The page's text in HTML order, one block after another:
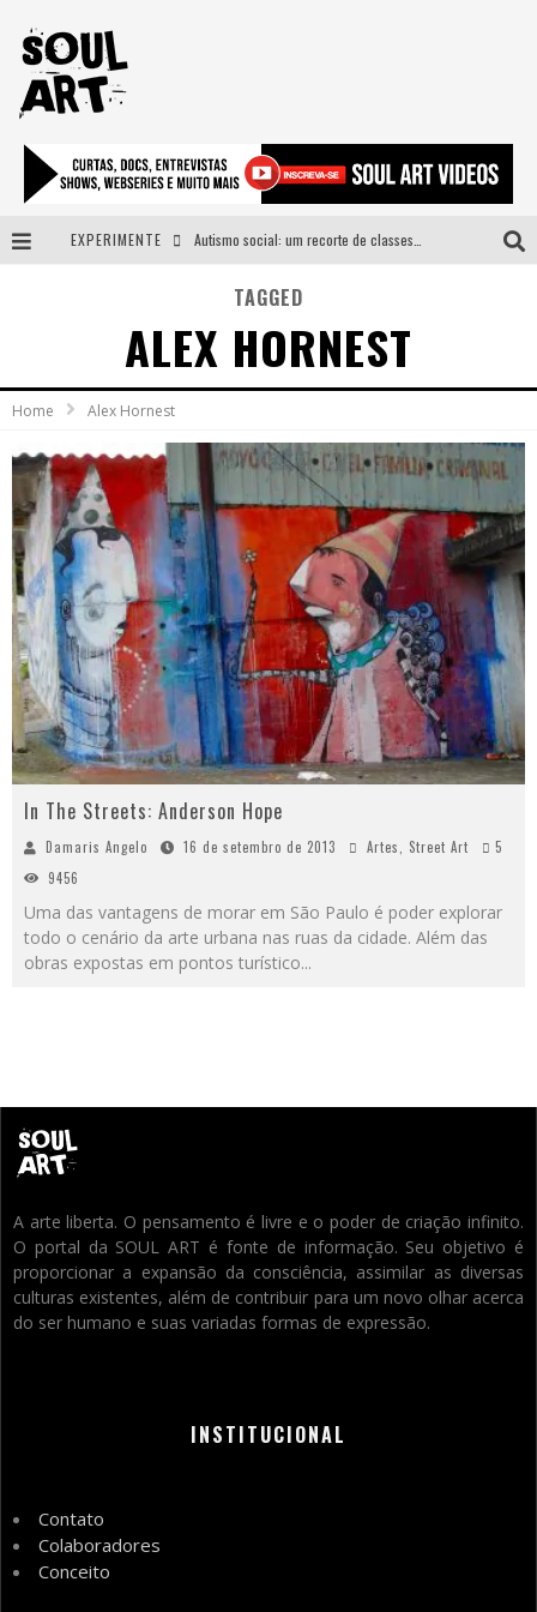
EXPERIMENTE
A subida da rampa é diferente!
Faça o bem! Mas, sem olhar a quem!?
Novo single de Arnaldo Tifu, “De Testa” explora brasilidade em sons, cores e símbolos
TAGGED
ALEX HORNEST
Home Alex Hornest
In The Streets: Anderson Hope
Damaris Angelo 16 de setembro de 2013 Artes, Street Art
5
9456
Uma das vantagens de morar em São Paulo é poder explorar
todo o cenário da arte urbana nas ruas da cidade. Além das
obras expostas em pontos turístico...
A arte liberta. O pensamento é livre e o poder de criação infinito.
O portal da SOUL ART é fonte de informação. Seu objetivo é
proporcionar a expansão da consciência, assimilar as diversas
culturas existentes, além de contribuir para um novo olhar acerca
do ser humano e suas variadas formas de expressão.
INSTITUCIONAL
Contato
Colaboradores
Conceito